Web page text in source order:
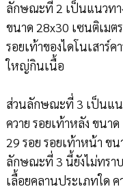
ลักษณะที่ 2 เป็นแนวทา
ขนาด 28x30 เซนติเมต
รอยเท้าของไดโนเสาร์
ใหญ่กินเนื้อ
ส่วนลักษณะที่ 3 เป็นแน
ควาย รอยเท้าหลัง ขนา
29 รอย รอยเท้าหน้า ข
ลักษณะที่ 3 นี้ยังไม่ทรา
เลื้อยคลานประเภทใด